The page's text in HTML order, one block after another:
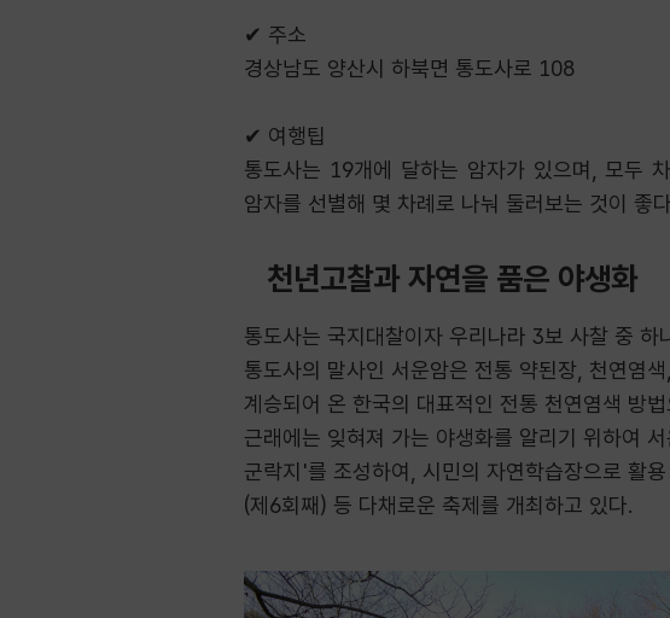
✔ 주소
경상남도 양산시 하북면 통도사로 108
✔ 여행팁
통도사는 19개에 달하는 암자가 있으며 , 모두
암자를 선별해 몇 차례로 나눠 둘러보는 것이 좋다
천년고찰과 자연을 품은 야생화
통도사는 국지대찰이자 우리나라 3보 사찰 중
통도사의 말사인 서운암은 전통 약된장, 천연염
계승되어 온 한국의 대표적인 전통 천연염색 방
근래에는 잊혀져 가는 야생화를 알리기 위하여
군락지'를 조성하여, 시민의 자연학습장으로 활
(제6회째) 등 다채로운 축제를 개최하고 있다.